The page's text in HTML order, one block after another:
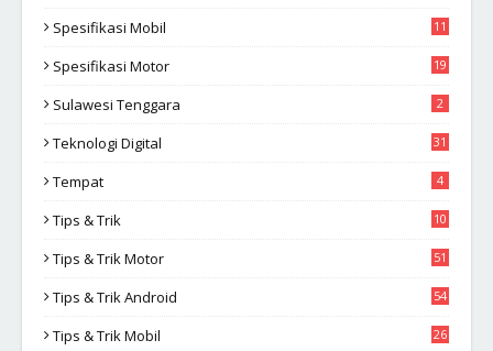
Spesifikasi Mobil 11
Spesifikasi Motor 19
Sulawesi Tenggara 2
Teknologi Digital 31
Tempat 4
Tips & Trik
10
Tips & Trik Motor 51
Tips & Trik Android 54
Tips & Trik Mobil 26